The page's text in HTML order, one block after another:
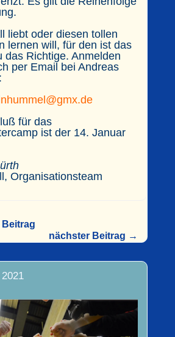
liebt oder diesen tollen
lernen will, für den ist das
das Richtige. Anmelden
per Email bei Andreas
für das
ist der 14. Januar
Organisationsteam
nächster Beitrag →
2021